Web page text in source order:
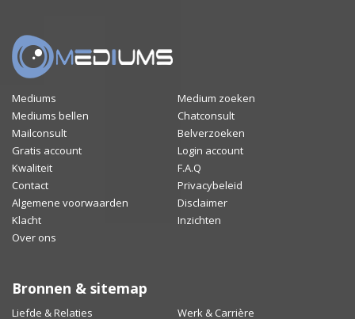
Mediums
Medium zoeken
Mediums bellen
Chatconsult
Mailconsult
Belverzoeken
Gratis account
Login account
Kwaliteit
F.A.Q
Contact
Privacybeleid
Algemene voorwaarden
Disclaimer
Klacht
Inzichten
Over ons
Bronnen & sitemap
Liefde & Relaties Werk & Carrière